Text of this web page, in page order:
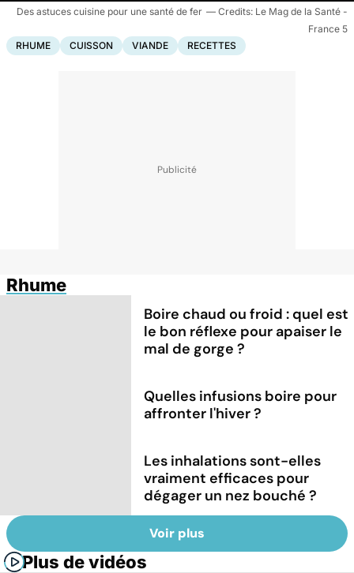
Des astuces cuisine pour une santé de fer
Le Mag de la Santé -
France 5
RHUME
CUISSON VIANDE RECETTES
Rhume
Boire chaud ou froid : quel est
le bon réflexe pour apaiser le
mal de gorge ?
Quelles infusions boire pour
affronter l'hiver ?
Les inhalations sont-elles
vraiment efficaces pour
dégager un nez bouché ?
Voir plus
Plus de vidéos